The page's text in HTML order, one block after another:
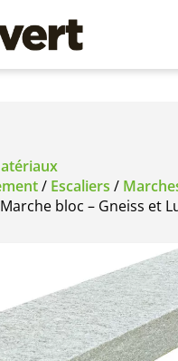
/ Escaliers /
bloc – Gneiss et